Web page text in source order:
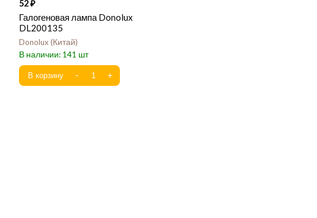
52
Галогеновая лампа Donolux
DL200135
Donolux Китай
141